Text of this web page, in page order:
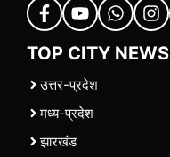
TOP CITY NEWS
उत्तर-प्रदेश
मध्य-प्रदेश
झारखंड